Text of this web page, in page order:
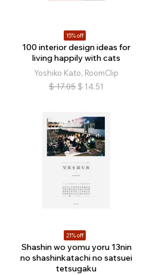
15% off
100 interior design ideas for
living happily with cats
Yoshiko Kato, RoomClip
$ 17.05 $ 14.51
21% off
Shashin wo yomu yoru 13nin
no shashinkatachi no satsuei
tetsugaku